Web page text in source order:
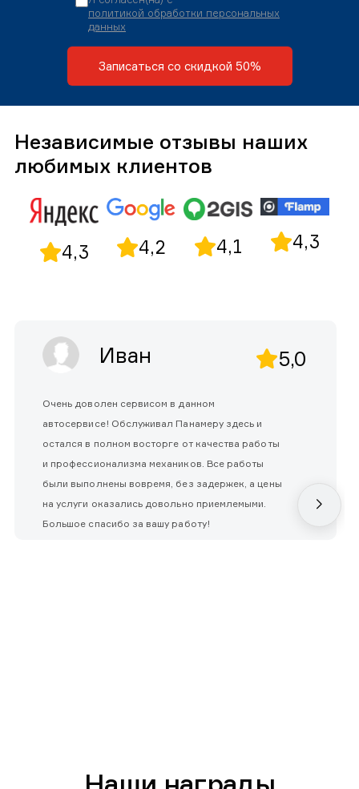
политикой обработки персональных
данных
Записаться со скидкой 50%
Независимые отзывы наших
любимых клиентов
4,3 4,2 4,1 4,3
Иван 5,0
Очень доволен сервисом в данном
автосервисе! Обслуживал Панамеру здесь и
остался в полном восторге от качества работы
и профессионализма механиков. Все работы
были выполнены вовремя, без задержек, а цены
на услуги оказались довольно приемлемыми.
Большое спасибо за вашу работу!